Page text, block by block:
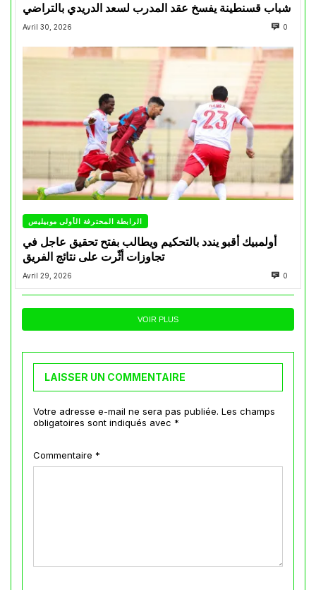
شباب قسنطينة يفسخ عقد المدرب لسعد الدريدي بالتراضي
Avril 30, 2026 0
الرابطة المحترفة الأولى موبيليس
أولمبيك أقبو يندد بالتحكيم ويطالب بفتح تحقيق عاجل في
تجاوزات أثّرت على نتائج الفريق
Avril 29, 2026 0
VOIR PLUS
LAISSER UN COMMENTAIRE
Votre adresse e-mail ne sera pas publiée. Les champs
obligatoires sont indiqués avec *
Commentaire *